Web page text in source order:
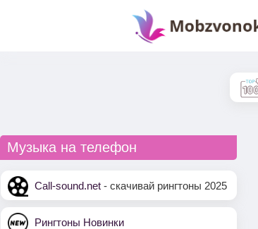
Музыка на телефон
Call-sound.net - скачивай рингтоны 2025
Рингтоны Новинки